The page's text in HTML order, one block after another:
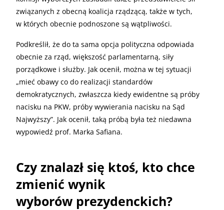
związanych z obecną koalicja rządzącą, także w tych,
w których obecnie podnoszone są wątpliwości.
Podkreślił, że do ta sama opcja polityczna odpowiada
obecnie za rząd, większość parlamentarną, siły
porządkowe i służby. Jak ocenił, można w tej sytuacji
„mieć obawy co do realizacji standardów
demokratycznych, zwłaszcza kiedy ewidentne są próby
nacisku na PKW, próby wywierania nacisku na Sąd
Najwyższy”. Jak ocenił, taką próbą była też niedawna
wypowiedź prof. Marka Safiana.
Czy znalazł się ktoś, kto chce
zmienić wynik
wyborów prezydenckich?